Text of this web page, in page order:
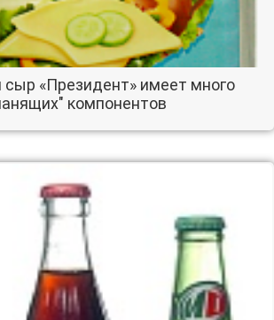
«Президент» имеет много
компонентов